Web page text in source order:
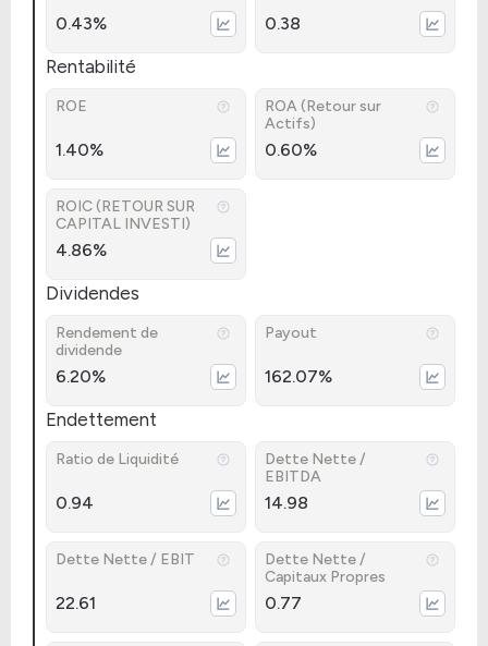
0.43% 0.38
Rentabilité
ROE
1.40%
ROA (Retour sur
Actifs)
0.60%
ROIC (RETOUR SUR
CAPITAL INVESTI)
4.86%
Dividendes
Rendement de
dividende
6.20%
Payout
162.07%
Endettement
Ratio de Liquidité
0.94
Dette Nette /
EBITDA
14.98
Dette Nette / EBIT
22.61
Dette Nette /
Capitaux Propres
0.77